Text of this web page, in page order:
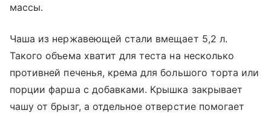
массы.
Чаша из нержавеющей стали вмещает 5,2 л.
Такого объема хватит для теста на несколько
противней печенья, крема для большого торта или
порции фарша с добавками. Крышка закрывает
чашу от брызг, а отдельное отверстие помогает